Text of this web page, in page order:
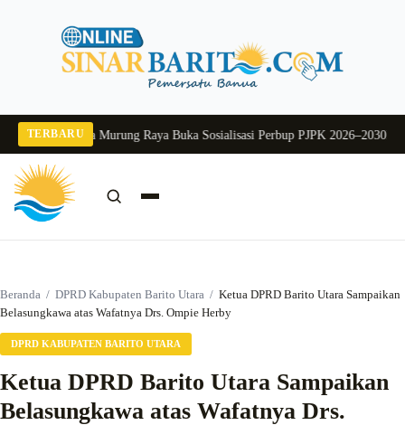
TERBARU
Pj Sekda Murung Raya Buka Sosialisasi Perbup PJPK 2026–2030Dukung
Beranda / DPRD Kabupaten Barito Utara / Ketua DPRD Barito Utara Sampaikan
Belasungkawa atas Wafatnya Drs. Ompie Herby
DPRD KABUPATEN BARITO UTARA
Ketua DPRD Barito Utara Sampaikan
Belasungkawa atas Wafatnya Drs.